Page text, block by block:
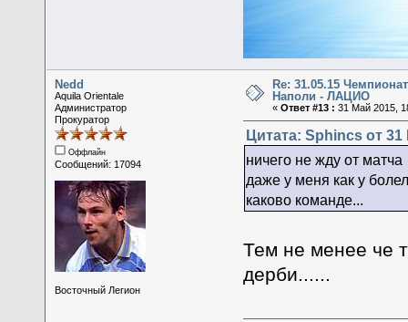
Nedd
Aquila Orientale
Администратор
Прокуратор
Оффлайн
Сообщений: 17094
Восточный Легион
Re: 31.05.15
Наполи - ЛАЦИО
«Ответ #13 : 31 Май 2015,
Цитата: Sphincs от 31
ничего не жду от
даже у меня как у
каково команде...
Тем не менее че
дерби......